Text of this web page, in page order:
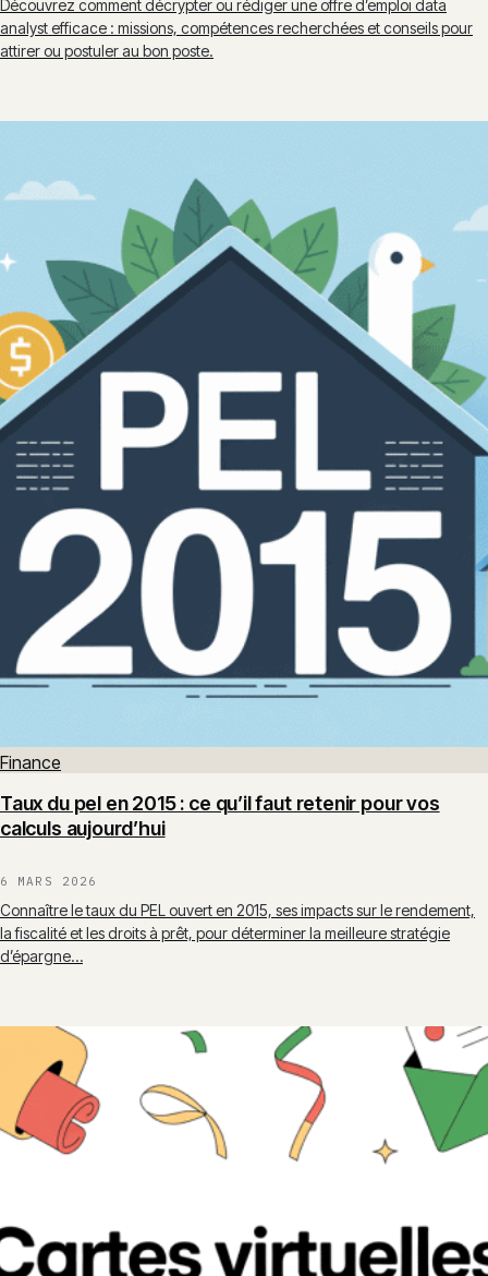
Découvrez comment décrypter ou rédiger une offre d’emploi data
analyst efficace : missions, compétences recherchées et conseils pour
attirer ou postuler au bon poste.
Finance
Taux du pel en 2015 : ce qu’il faut retenir pour vos
calculs aujourd’hui
6 MARS 2026
Connaître le taux du PEL ouvert en 2015, ses impacts sur le rendement,
la fiscalité et les droits à prêt, pour déterminer la meilleure stratégie
d’épargne…